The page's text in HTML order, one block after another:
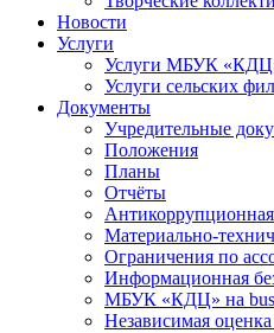
Новости
Услуги
Услуги МБУК
Услуги сельских
Документы
Учредительные
Положения
Планы
Отчёты
Материально-
Ограничения по
Информационная
МБУК «КДЦ» на
Независимая оценка